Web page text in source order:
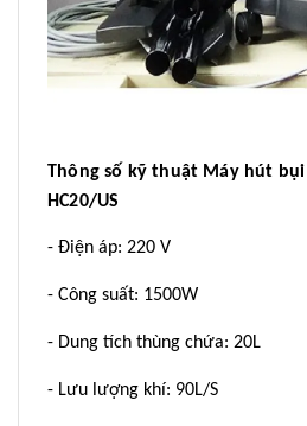
Thông số kỹ thuật Máy hút bụi
HC20/US
- Điện áp: 220 V
- Công suất: 1500W
- Dung tích thùng chứa: 20L
- Lưu lượng khí: 90L/S